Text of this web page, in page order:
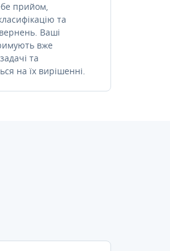
прийом,
та
Ваші
вже
та
на їх вирішенні.